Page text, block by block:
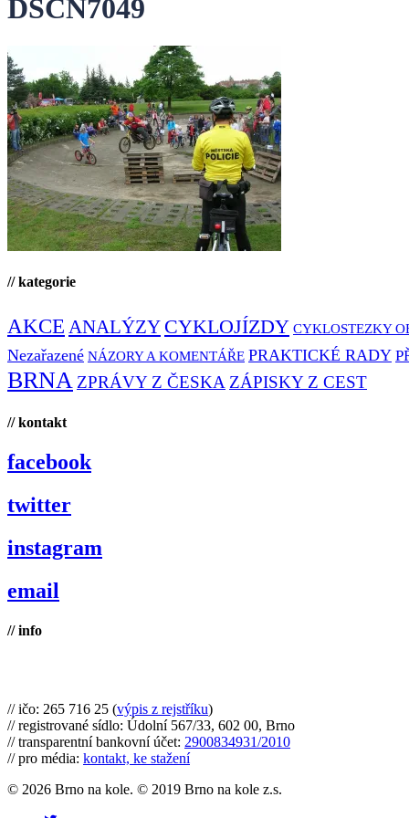
DSCN7049
// kategorie
AKCE ANALÝZY CYKLOJÍZDY CYKLOSTEZKY
Nezařazené NÁZORY A KOMENTÁŘE PRAKTICKÉ RADY
BRNA ZPRÁVY Z ČESKA ZÁPISKY Z CEST
// kontakt
facebook
twitter
instagram
email
// info
// ičo: 265 716 25 (výpis z rejstříku)
// registrované sídlo: Údolní 567/33, 602 00, Brno
// transparentní bankovní účet: 2900834931/2010
// pro média: kontakt, ke stažení
© 2026 Brno na kole. © 2019 Brno na kole z.s.